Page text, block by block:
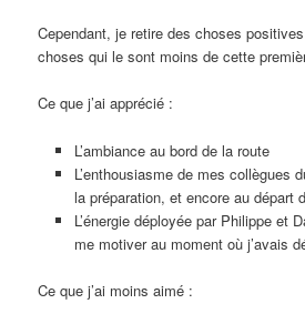
Cependant, je retire des choses
choses qui le sont moins de cette
Ce que j’ai apprécié :
L’ambiance au bord de la route
L’enthousiasme de mes collègues
la préparation, et encore au départ
L’énergie déployée par Philippe et
me motiver au moment où j’avais
Ce que j’ai moins aimé :